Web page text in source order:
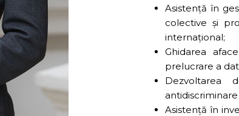
Asistență în
colective și
internațional;
Ghidarea
prelucrare a
Dezvoltarea
Asistență în